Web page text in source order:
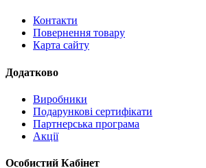
Контакти
Повернення товару
Карта сайту
Додатково
Виробники
Подарункові сертифікати
Партнерська програма
Акції
Особистий Кабінет